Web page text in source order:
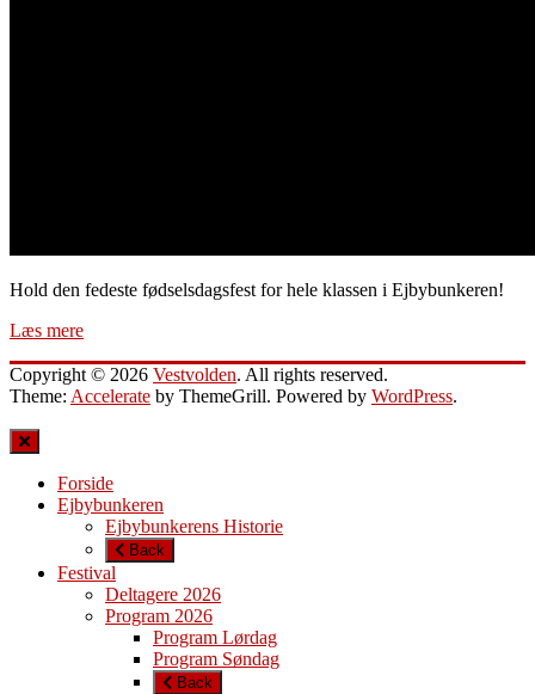
Hold den fedeste fødselsdagsfest for hele klassen i Ejbybunkeren!
Læs mere
Copyright © 2026 Vestvolden. All rights reserved.
Theme: Accelerate by ThemeGrill. Powered by WordPress.
Forside
Ejbybunkeren
Ejbybunkerens Historie
Back
Festival
Deltagere 2026
Program 2026
Program Lørdag
Program Søndag
Back